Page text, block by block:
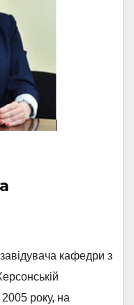
кафедри з
2005 року, на